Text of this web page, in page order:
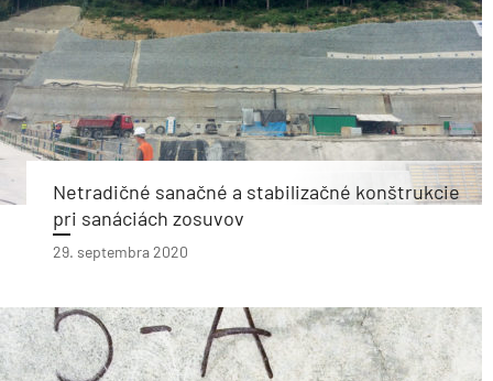
Netradičné sanačné a stabilizačné konštrukcie
pri sanáciách zosuvov
29. septembra 2020